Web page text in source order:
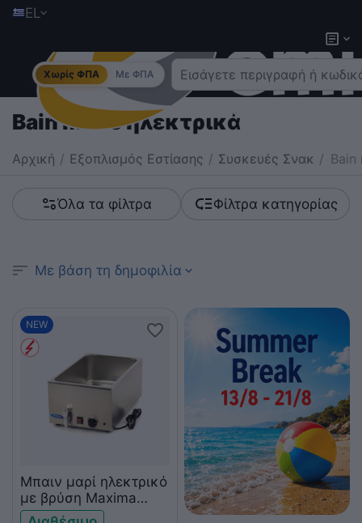
EL
Χωρίς ΦΠΑ Με ΦΠΑ
Bain marie ηλεκτρικά
Αρχική / Εξοπλισμός Εστίασης / Συσκευές Σνακ / Bain
Όλα τα φίλτρα Φίλτρα κατηγορίας
Με βάση τη δημοφιλία
NEW
Μπαιν μαρί ηλεκτρικό
με βρύση Maxima
09300004